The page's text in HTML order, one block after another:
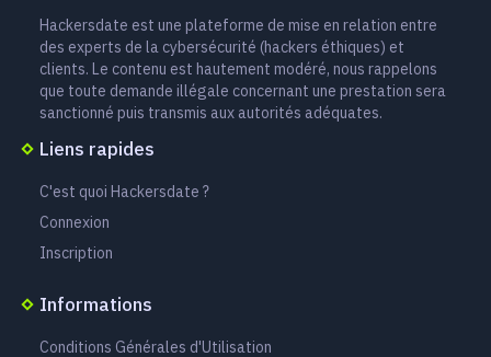
Hackersdate est une plateforme de mise en relation entre
des experts de la cybersécurité (hackers éthiques) et
clients. Le contenu est hautement modéré, nous rappelons
que toute demande illégale concernant une prestation sera
sanctionné puis transmis aux autorités adéquates.
Liens rapides
C'est quoi Hackersdate ?
Connexion
Inscription
Informations
Conditions Générales d'Utilisation